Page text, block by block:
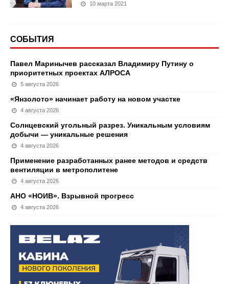
10 марта 2021
СОБЫТИЯ
Павел Маринычев рассказал Владимиру Путину о
приоритетных проектах АЛРОСА
5 августа 2026
«Янзолото» начинает работу на новом участке
4 августа 2026
Солнцевский угольный разрез. Уникальным условиям
добычи — уникальные решения
4 августа 2026
Применение разработанных ранее методов и средств
вентиляции в метрополитене
4 августа 2026
АНО «НОИВ». Взрывной прогресс
4 августа 2026